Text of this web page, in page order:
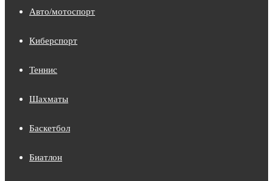
Авто/мотоспорт
Киберспорт
Теннис
Шахматы
Баскетбол
Биатлон